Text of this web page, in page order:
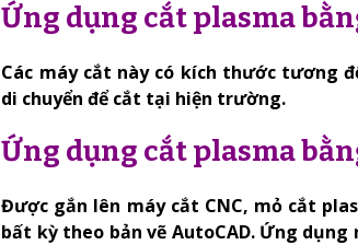
Ứng dụng cắt plasma
Các máy cắt này có kích thước tương
di chuyển để cắt tại hiện trường.
Ứng dụng cắt plasma
Được gắn lên máy cắt CNC, mỏ cắt
bất kỳ theo bản vẽ AutoCAD. Ứng